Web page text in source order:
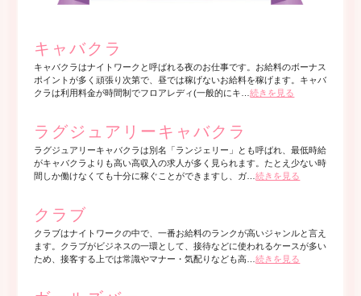
キャバクラ
キャバクラはナイトワークと呼ばれる夜のお仕事です。お給料のボーナス
ポイントが多く頑張り次第で、昼では稼げないお給料を稼げます。キャバ
クラは利用料金が時間制でフロアレディ(一般的にキ…続きを見る
ラグジュアリーキャバクラ
ラグジュアリーキャバクラは別名「ランジェリー」とも呼ばれ、最低時給
がキャバクラよりも高い高収入の求人が多く見られます。たとえ少ない時
間しか働けなくても十分に稼ぐことができますし、ガ…続きを見る
クラブ
クラブはナイトワークの中で、一番お給料のランクが高いジャンルと言え
ます。クラブがビジネスの一環として、接待などに使われるケースが多い
ため、接客する上では常識やマナー・気配りなども高…続きを見る